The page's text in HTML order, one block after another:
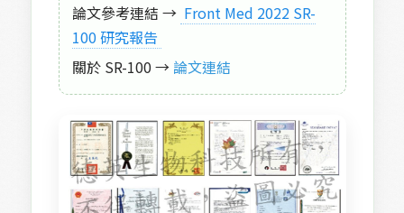
論文參考連結 → Front Med 2022 SR-
100 研究報告
關於 SR-100 → 論文連結